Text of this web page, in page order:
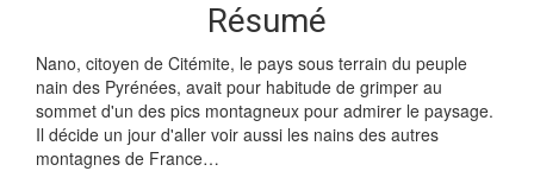
Résumé
Nano, citoyen de Citémite, le pays sous terrain du peuple
nain des Pyrénées, avait pour habitude de grimper au
sommet d'un des pics montagneux pour admirer le paysage.
Il décide un jour d'aller voir aussi les nains des autres
montagnes de France…